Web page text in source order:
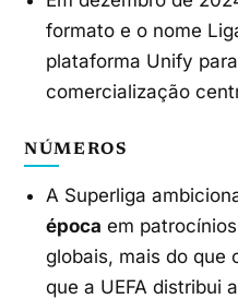
formato e o nome
plataforma Unify
comercialização
NÚMEROS
A Superliga
época em
globais, mais do que
que a UEFA distribui